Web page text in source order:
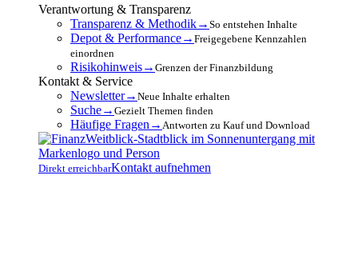
Verantwortung & Transparenz
Transparenz & Methodik→ So entstehen Inhalte
Depot & Performance→ Freigegebene Kennzahlen
einordnen
Risikohinweis→ Grenzen der Finanzbildung
Kontakt & Service
Newsletter→ Neue Inhalte erhalten
Suche→ Gezielt Themen finden
Häufige Fragen → Antworten zu Kauf und Download
Direkt erreichbarKontakt aufnehmen